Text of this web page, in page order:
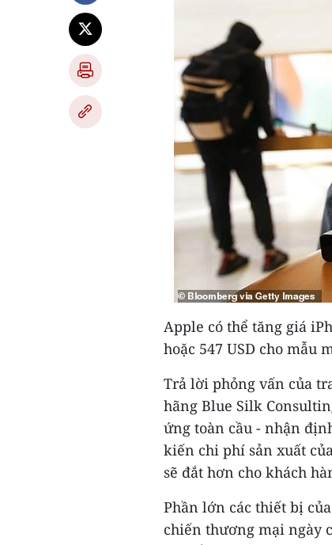
Apple có thể tăng giá
hoặc 547 USD cho mẫu
Trả lời phỏng vấn của
hãng Blue Silk
ứng toàn cầu - nhận
kiến chi phí sản xuất
sẽ đắt hơn cho khách
Phần lớn các thiết bị
chiến thương mại ngày